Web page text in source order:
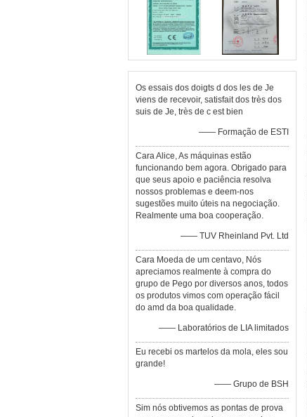
Os essais dos doigts d dos les de Je
viens de recevoir, satisfait dos très dos
suis de Je, très de c est bien
—— Formação de ESTI
Cara Alice, As máquinas estão
funcionando bem agora. Obrigado para
que seus apoio e paciência resolva
nossos problemas e deem-nos
sugestões muito úteis na negociação.
Realmente uma boa cooperação.
—— TUV Rheinland Pvt. Ltd
Cara Moeda de um centavo, Nós
apreciamos realmente à compra do
grupo de Pego por diversos anos, todos
os produtos vimos com operação fácil
do amd da boa qualidade.
—— Laboratórios de LIA limitados
Eu recebi os martelos da mola, eles sou
grande!
—— Grupo de BSH
Sim nós obtivemos as pontas de prova